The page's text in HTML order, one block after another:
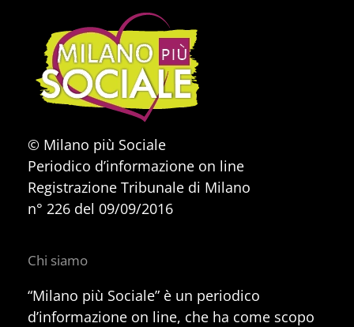
© Milano più Sociale
Periodico d’informazione on line
Registrazione Tribunale di Milano
n° 226 del 09/09/2016
Chi siamo
“Milano più Sociale” è un periodico
d’informazione on line, che ha come scopo